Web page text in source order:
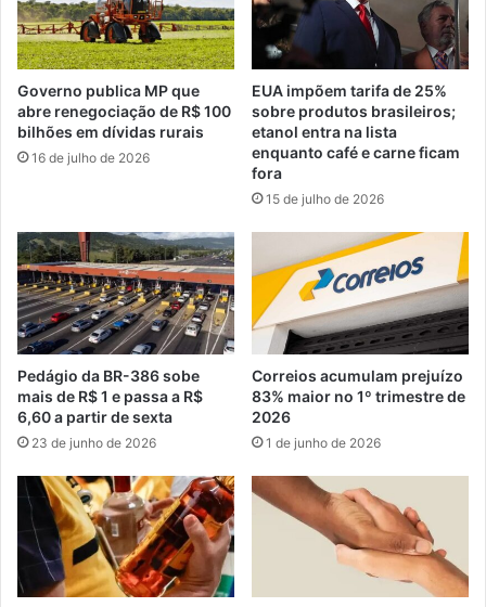
Governo publica MP que
abre renegociação de R$ 100
bilhões em dívidas rurais
16 de julho de 2026
EUA impõem tarifa de 25%
sobre produtos brasileiros;
etanol entra na lista
enquanto café e carne ficam
fora
15 de julho de 2026
Pedágio da BR-386 sobe
mais de R$ 1 e passa a R$
6,60 a partir de sexta
23 de junho de 2026
Correios acumulam prejuízo
83% maior no 1º trimestre de
2026
1 de junho de 2026